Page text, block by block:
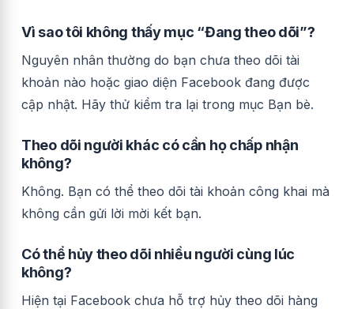
Vì sao tôi không thấy mục “Đang theo dõi”?
Nguyên nhân thường do bạn chưa theo dõi tài
khoản nào hoặc giao diện Facebook đang được
cập nhật. Hãy thử kiểm tra lại trong mục Bạn bè.
Theo dõi người khác có cần họ chấp nhận
không?
Không. Bạn có thể theo dõi tài khoản công khai mà
không cần gửi lời mời kết bạn.
Có thể hủy theo dõi nhiều người cùng lúc
không?
Hiện tại Facebook chưa hỗ trợ hủy theo dõi hàng